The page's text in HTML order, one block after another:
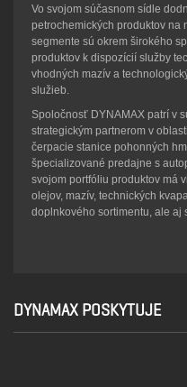
Vo svojom súčasnom sídle
petrochemických produktov na
segmente sú okrem širokého
produktov k dispozícií služby
vhodných mazív a
služieb.
Spoločnosť DYNAMAX patrí v
strategickým partnerom v
čerpacie stanice pohonných
špecializované predajne s
svojom portfóliu produktov má
olejov, mazív, technických
doplnkového sortimentu, ale aj
DYNAMAX POSKYTUJE